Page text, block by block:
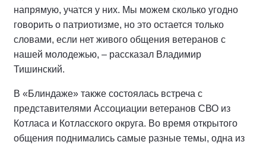
напрямую, учатся у них. Мы можем сколько угодно
говорить о патриотизме, но это остается только
словами, если нет живого общения ветеранов с
нашей молодежью, – рассказал Владимир
Тишинский.
В «Блиндаже» также состоялась встреча с
представителями Ассоциации ветеранов СВО из
Котласа и Котласского округа. Во время открытого
общения поднимались самые разные темы, одна из